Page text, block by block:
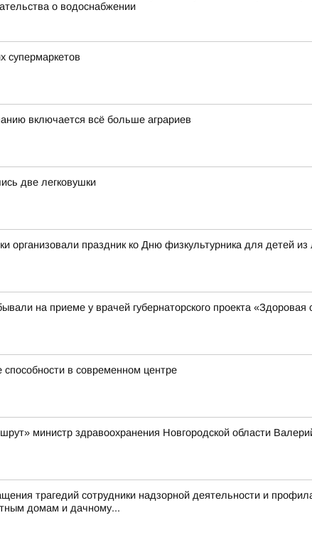
о водоснабжении
супермаркетов
включается всё больше аграриев
две легковушки
организовали праздник ко Дню физкультурника для детей
на приеме у врачей губернаторского проекта «Здоровая
способности в современном центре
министр здравоохранения Новгородской области
трагедий сотрудники надзорной деятельности и
домам и дачному...